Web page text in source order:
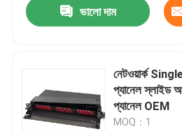
ভালো দাম
নেটওয়ার্ক
প্যানেল স্লাইড
প্যানেল OEM
MOQ：1